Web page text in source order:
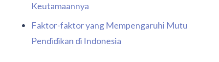
Keutamaannya
Faktor-faktor yang Mempengaruhi Mutu
Pendidikan di Indonesia